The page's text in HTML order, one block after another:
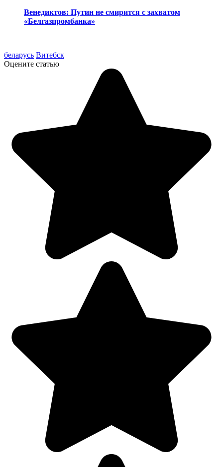
Венедиктов: Путин не смирится с захватом
«Белгазпромбанка»
беларусь Витебск
Оцените статью